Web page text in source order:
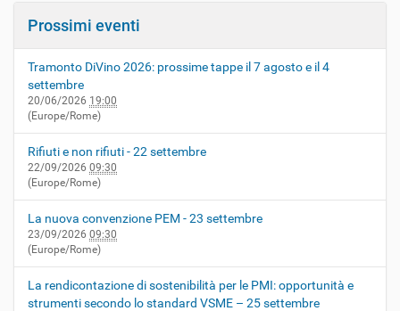
Prossimi eventi
Tramonto DiVino 2026: prossime tappe il 7 agosto e il 4
settembre
20/06/2026 19:00
(Europe/Rome)
Rifiuti e non rifiuti - 22 settembre
22/09/2026 09:30
(Europe/Rome)
La nuova convenzione PEM - 23 settembre
23/09/2026 09:30
(Europe/Rome)
La rendicontazione di sostenibilità per le PMI: opportunità e
strumenti secondo lo standard VSME – 25 settembre